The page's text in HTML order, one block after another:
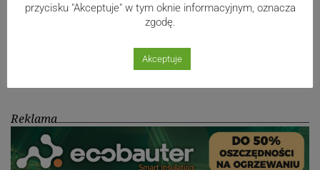
Nakamura z dubletem w Wiśle.
Dyskwalifikacja Waszka zmieniła
klasyfikację Polaków
Reklama
przycisku "Akceptuje" w tym oknie informacyjnym, oznacza
zgodę.
Akceptuje